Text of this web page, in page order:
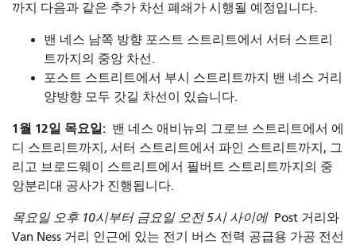
까지 다음과 같은 추가 차선 폐쇄가 시행될 예정입니다.
밴 네스 남쪽 방향 포스트 스트리트에서 서터 스트리
트까지의 중앙 차선.
포스트 스트리트에서 부시 스트리트까지 밴 네스 거리
양방향 모두 갓길 차선이 있습니다.
1월 12일 목요일: 밴 네스 애비뉴의 그로브 스트리트에서 에
디 스트리트까지, 서터 스트리트에서 파인 스트리트까지, 그
리고 브로드웨이 스트리트에서 필버트 스트리트까지의 중
앙분리대 공사가 진행됩니다.
목요일 오후 10시부터 금요일 오전 5시 사이에 Post 거리와
Van Ness 거리 인근에 있는 전기 버스 전력 공급용 가공 전선